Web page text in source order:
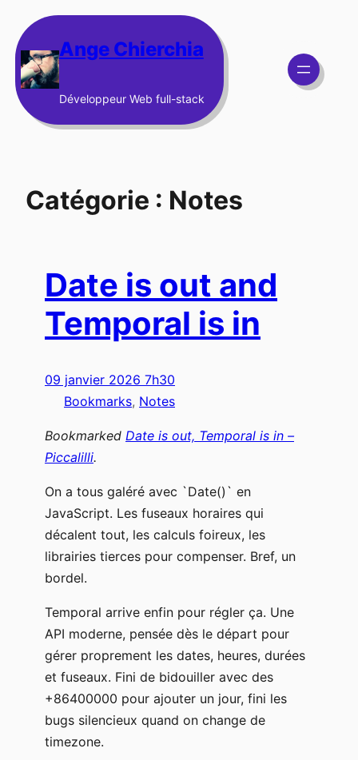
au
contenu Ange Chierchia
Développeur Web full-stack
Catégorie : Notes
Date is out and
Temporal is in
09 janvier 2026 7h30
Bookmarks, Notes
Bookmarked Date is out, Temporal is in –
Piccalilli.
On a tous galéré avec `Date()` en
JavaScript. Les fuseaux horaires qui
décalent tout, les calculs foireux, les
librairies tierces pour compenser. Bref, un
bordel.
Temporal arrive enfin pour régler ça. Une
API moderne, pensée dès le départ pour
gérer proprement les dates, heures, durées
et fuseaux. Fini de bidouiller avec des
+86400000 pour ajouter un jour, fini les
bugs silencieux quand on change de
timezone.